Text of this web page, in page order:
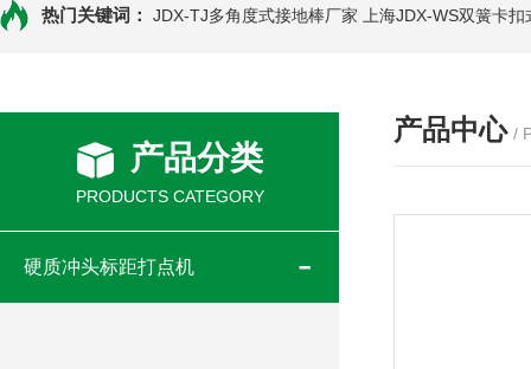
热门关键词： JDX-TJ多角度式接地棒厂家 上海JDX-WS双簧卡
产品分类
PRODUCTS CATEGORY
硬质冲头标距打点机
产品中心 /